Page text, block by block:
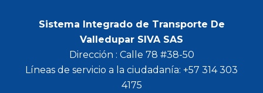
Sistema Integrado de Transporte De
Valledupar SIVA SAS
Dirección : Calle 78 #38-50
Líneas de servicio a la ciudadanía: +57 314 303
4175